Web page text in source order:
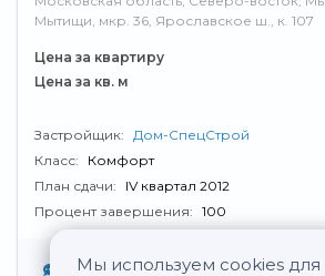
Мы используем cookies для
Мытищи, мкр. 36, Ярославское ш., к. 107
Цена за квартиру
Цена за кв. м
Застройщик: Дом-СпецСтрой
Класс:
Комфорт
План сдачи:
IV квартал 2012
Процент завершения: 100
Нет отзывов